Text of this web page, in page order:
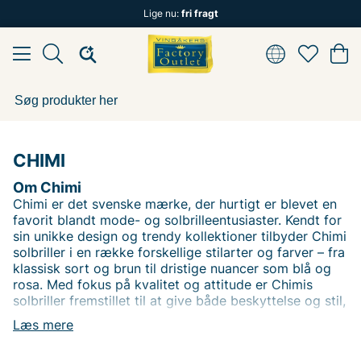
Lige nu: fri fragt
CHIMI
Læs mere
Om Chimi
Chimi er det svenske mærke, der hurtigt er blevet en
favorit blandt mode- og solbrilleentusiaster. Kendt for
sin unikke design og trendy kollektioner tilbyder Chimi
solbriller i en række forskellige stilarter og farver – fra
klassisk sort og brun til dristige nuancer som blå og
rosa. Med fokus på kvalitet og attitude er Chimis
solbriller fremstillet til at give både beskyttelse og stil,
uanset om du er på stranden, i byen eller på farten.